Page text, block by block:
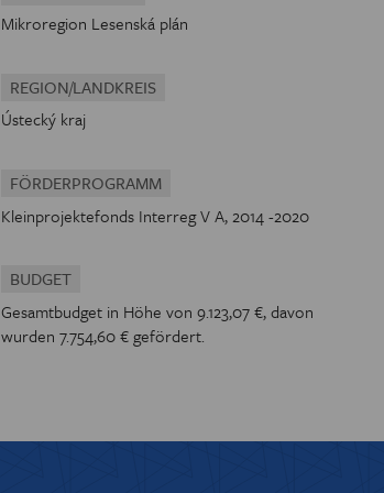
Mikroregion Lesenská plán
REGION/LANDKREIS
Ústecký kraj
FÖRDERPROGRAMM
Kleinprojektefonds Interreg V A, 2014 -2020
BUDGET
Gesamtbudget in Höhe von 9.123,07 €, davon
wurden 7.754,60 € gefördert.